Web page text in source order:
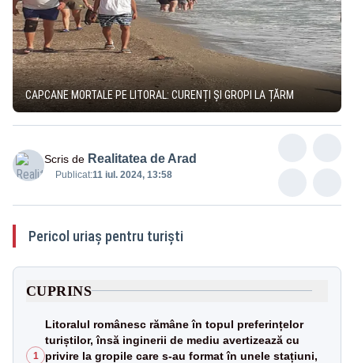
CAPCANE MORTALE PE LITORAL: CURENȚI ȘI GROPI LA ȚĂRM
Scris de Realitatea de Arad
Publicat:11 iul. 2024, 13:58
Pericol uriaș pentru turiști
CUPRINS
1
Litoralul românesc rămâne în topul preferințelor
turiștilor, însă inginerii de mediu avertizează cu
privire la gropile care s-au format în unele stațiuni,